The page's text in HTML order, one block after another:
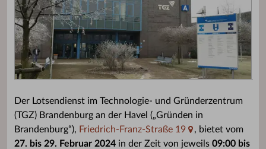
Der Lotsendienst im Technologie- und Gründerzentrum
(TGZ) Brandenburg an der Havel („Gründen in
Brandenburg“), Friedrich-Franz-Straße 19
, bietet vom
27. bis 29. Februar 2024 in der Zeit von jeweils 09:00 bis